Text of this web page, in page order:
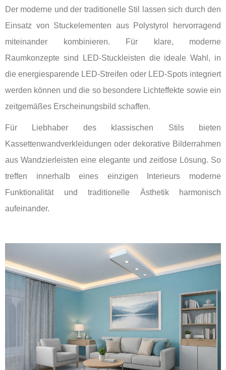
Der moderne und der traditionelle Stil lassen sich durch den
Einsatz von Stuckelementen aus Polystyrol hervorragend
miteinander kombinieren. Für klare, moderne
Raumkonzepte sind LED-Stuckleisten die ideale Wahl, in
die energiesparende LED-Streifen oder LED-Spots integriert
werden können und die so besondere Lichteffekte sowie ein
zeitgemäßes Erscheinungsbild schaffen.
Für Liebhaber des klassischen Stils bieten
Kassettenwandverkleidungen oder dekorative Bilderrahmen
aus Wandzierleisten eine elegante und zeitlose Lösung. So
treffen innerhalb eines einzigen Interieurs moderne
Funktionalität und traditionelle Ästhetik harmonisch
aufeinander.